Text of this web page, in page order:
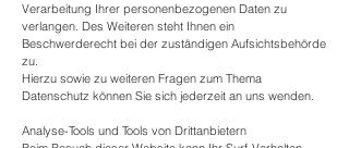
Verarbeitung Ihrer personenbezogenen Daten zu
verlangen. Des Weiteren steht Ihnen ein
Beschwerderecht bei der zuständigen Aufsichtsbehörde
zu.
Hierzu sowie zu weiteren Fragen zum Thema
Datenschutz können Sie sich jederzeit an uns wenden.
Analyse-Tools und Tools von Dritt­anbietern